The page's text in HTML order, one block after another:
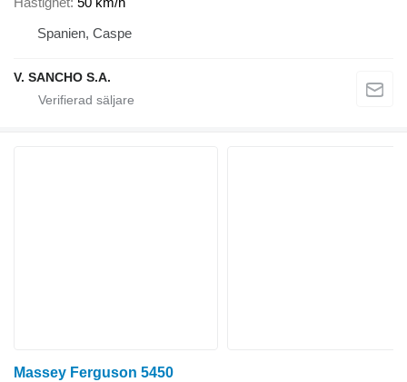
Spanien, Caspe
V. SANCHO S.A.
Massey Ferguson 5450